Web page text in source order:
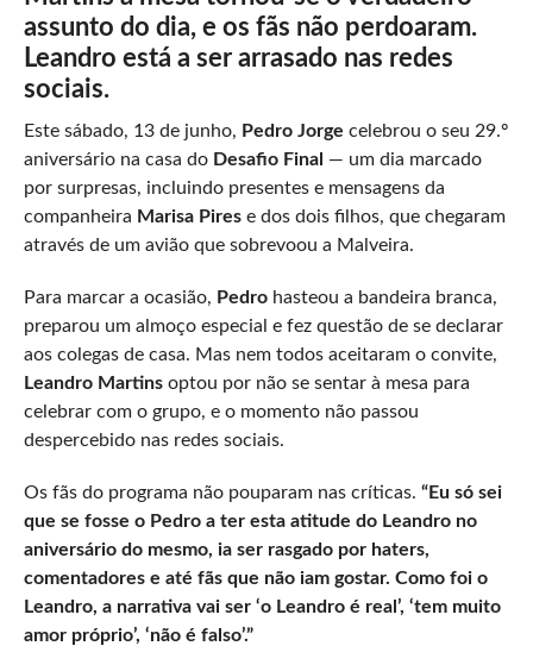
assunto do dia, e os fãs não perdoaram.
Leandro está a ser arrasado nas redes
sociais.
Este sábado, 13 de junho, Pedro Jorge celebrou o seu 29.º
aniversário na casa do Desafio Final — um dia marcado
por surpresas, incluindo presentes e mensagens da
companheira Marisa Pirese dos dois filhos, que chegaram
através de um avião que sobrevoou a Malveira.
Para marcar a ocasião, Pedrohasteou a bandeira branca,
preparou um almoço especial e fez questão de se declarar
aos colegas de casa. Mas nem todos aceitaram o convite,
Leandro Martinsoptou por não se sentar à mesa para
celebrar com o grupo, e o momento não passou
despercebido nas redes sociais.
Os fãs do programa não pouparam nas críticas. “Eu só sei
que se fosse o Pedro a ter esta atitude do Leandro no
aniversário do mesmo, ia ser rasgado por haters,
comentadores e até fãs que não iam gostar. Como foi o
Leandro, a narrativa vai ser ‘o Leandro é real’, ‘tem muito
amor próprio’, ‘não é falso’.”